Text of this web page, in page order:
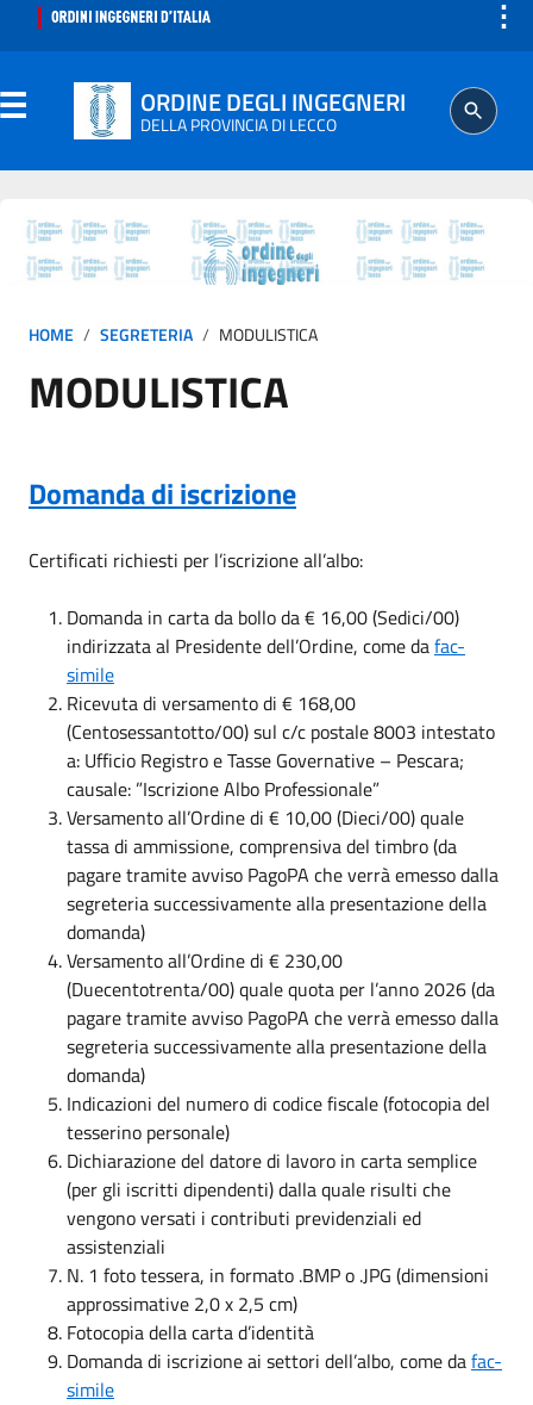
⋮
ORDINE DEGLI INGEGNERI
DELLA PROVINCIA DI LECCO
SEGRETERIA
ISCRITTO
PROFESSIONE
HOME SEGRETERIA MODULISTICA
MODULISTICA
Domanda di iscrizione
Certificati richiesti per l’iscrizione all’albo:
Domanda in carta da bollo da € 16,00 (Sedici/00)
indirizzata al Presidente dell’Ordine, come dafac-
simile
Ricevuta di versamento di € 168,00
(Centosessantotto/00) sul c/c postale 8003 intestato
a: Ufficio Registro e Tasse Governative – Pescara;
causale: ”Iscrizione Albo Professionale”
Versamento all’Ordine di € 10,00 (Dieci/00) quale
tassa di ammissione, comprensiva del timbro (da
pagare tramite avviso PagoPA che verrà emesso dalla
segreteria successivamente alla presentazione della
domanda)
Versamento all’Ordine di € 230,00
(Duecentotrenta/00) quale quota per l’anno 2026 (da
pagare tramite avviso PagoPA che verrà emesso dalla
segreteria successivamente alla presentazione della
domanda)
Indicazioni del numero di codice fiscale (fotocopia del
tesserino personale)
Dichiarazione del datore di lavoro in carta semplice
(per gli iscritti dipendenti) dalla quale risulti che
vengono versati i contributi previdenziali ed
assistenziali
N. 1 foto tessera, in formato .BMP o .JPG (dimensioni
approssimative 2,0 x 2,5 cm)
Fotocopia della carta d’identità
Domanda di iscrizione ai settori dell’albo, come dafac-
simile